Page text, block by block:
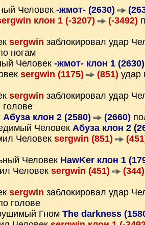
Человек -жмот- (2630)
клон 1 (-3207) (-3492)
sergwin заблокировал удар
ногам
Человек -жмот- клон 1
sergwin (1175) (851) удар
sergwin заблокировал удар
голове
Абуза клон 2 (2580) (2660)
Человек Абуза клон 2
Человек sergwin (851)
Человек HawKer клон 1
Человек sergwin (451) (344)
sergwin заблокировал удар
голове
Гном The darkness